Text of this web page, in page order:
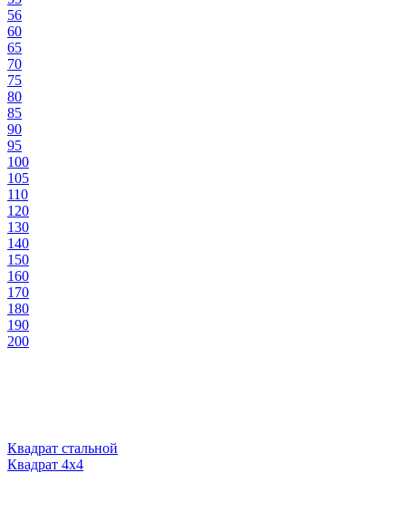
56
60
65
70
75
80
85
90
95
100
105
110
120
130
140
150
160
170
180
190
200
Квадрат стальной
Квадрат 4х4